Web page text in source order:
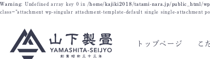
Warning: Undefined array key 0 in /home/kajiki2018/tatami-nara.jp/public_html/
class="attachment wp-singular attachment-template-default single single-attachment
トップページ こ